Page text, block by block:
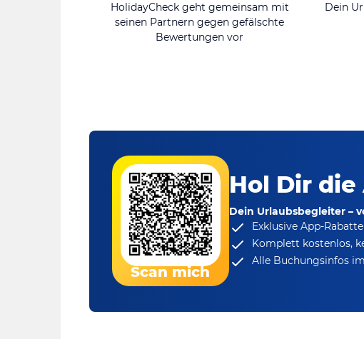
HolidayCheck geht gemeinsam mit
seinen Partnern gegen gefälschte
Bewertungen vor
Dein
Scan mich
Hol Dir die
Dein Urlaubsbegleiter –
Exklusive App-Rabatte
Komplett kostenlos,
Alle Buchungsinfos